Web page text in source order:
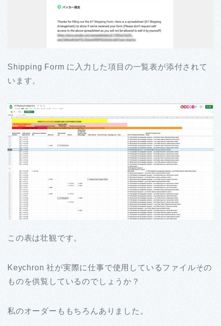
Shipping Form に入力した項目の一覧表が添付されて
います。
この表は壮観です。
Keychron 社が実際に仕事で使用しているファイルその
ものを供覧しているのでしょうか？
私のオーダーももちろんありました。